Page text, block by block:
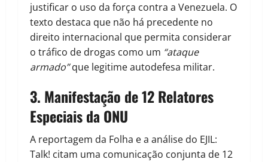
justificar o uso da força contra a Venezuela. O
texto destaca que não há precedente no
direito internacional que permita considerar
o tráfico de drogas como um “ataque
armado”que legitime autodefesa militar.
3. Manifestação de 12 Relatores
Especiais da ONU
A reportagem da Folha e a análise do EJIL:
Talk! citam uma comunicação conjunta de 12